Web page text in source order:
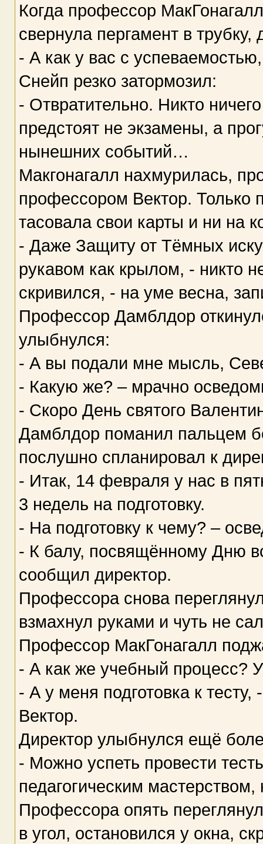
Когда профессор
свернула пергамент в
- А как у вас с
Снейп резко затормозил:
- Отвратительно. Никто
предстоят не экзамены, а
нынешних событий…
Макгонагалл нахмурилась,
профессором Вектор. Только
тасовала свои карты и ни на
- Даже Защиту от Тёмных
рукавом как крылом, - никто
скривился, - на уме весна,
Профессор Дамблдор
улыбнулся:
- А вы подали мне мысль,
- Какую же? – мрачно
- Скоро День святого
Дамблдор поманил пальцем
послушно спланировал к
- Итак, 14 февраля у нас в
3 недель на подготовку.
- На подготовку к чему? –
- К балу, посвящённому Дню
сообщил директор.
Профессора снова
взмахнул руками и чуть не
Профессор МакГонагалл
- А как же учебный процесс?
- А у меня подготовка к
Вектор.
Директор улыбнулся ещё
- Можно успеть провести
педагогическим мастерством,
Профессора опять
в угол, остановился у окна,